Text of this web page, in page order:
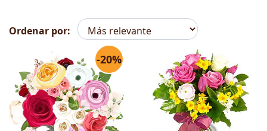
Ordenar por:
Flores -20%